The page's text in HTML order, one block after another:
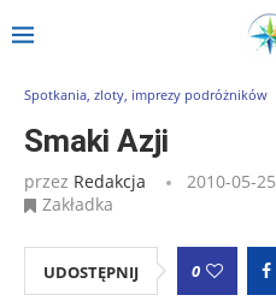
Strona główna Smaki Azji
Spotkania, zloty, imprezy podróżników
Smaki Azji
przez Redakcja 2010-05-25
Zakładka
UDOSTĘPNIJ 0